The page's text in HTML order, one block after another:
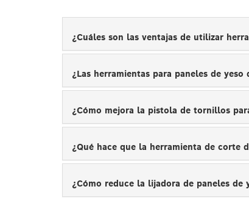
¿Cuáles son las ventajas de utilizar
¿Las herramientas para paneles de
¿Cómo mejora la pistola de tornillos
¿Qué hace que la herramienta de corte
¿Cómo reduce la lijadora de paneles